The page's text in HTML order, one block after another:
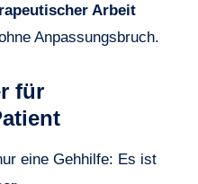
Arbeit
Anpassungsbruch.
für
eine Gehhilfe: Es ist